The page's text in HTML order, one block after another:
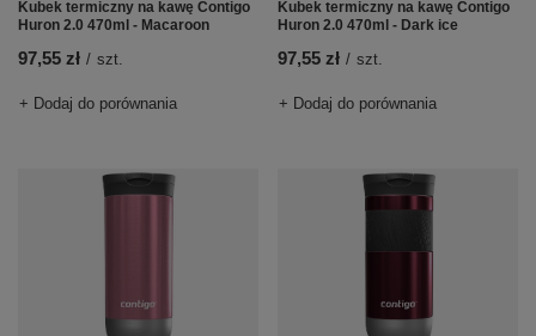
Kubek termiczny na kawę Contigo
Huron 2.0 470ml - Macaroon
97,55 zł / szt.
+ Dodaj do porównania
Kubek termiczny na kawę Contigo
Huron 2.0 470ml - Dark ice
97,55 zł / szt.
+ Dodaj do porównania